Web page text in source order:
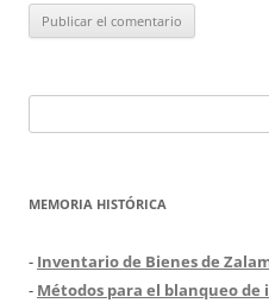
MEMORIA HISTÓRICA
- Inventario de Bienes de
- Métodos para el blanqueo de